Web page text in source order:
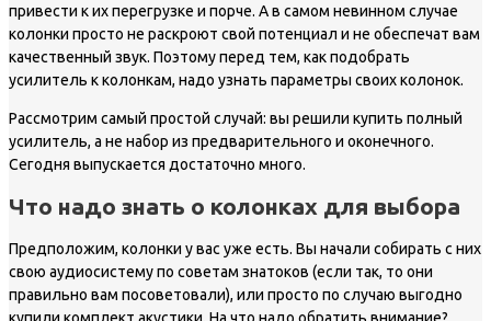
привести к их перегрузке и порче. А в самом невинном случае
колонки просто не раскроют свой потенциал и не обеспечат вам
качественный звук. Поэтому перед тем, как подобрать
усилитель к колонкам, надо узнать параметры своих колонок.
Рассмотрим самый простой случай: вы решили купить полный
усилитель, а не набор из предварительного и оконечного.
Сегодня выпускается достаточно много.
Что надо знать о колонках для выбора
Предположим, колонки у вас уже есть. Вы начали собирать с них
свою аудиосистему по советам знатоков (если так, то они
правильно вам посоветовали), или просто по случаю выгодно
купили комплект акустики. На что надо обратить внимание?